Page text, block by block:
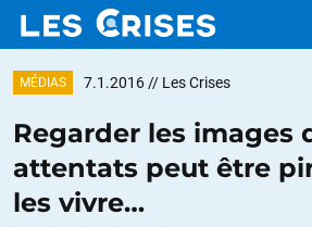
MÉDIAS 7.1.2016 // Les Crises
Regarder les images
attentats peut être
les vivre…